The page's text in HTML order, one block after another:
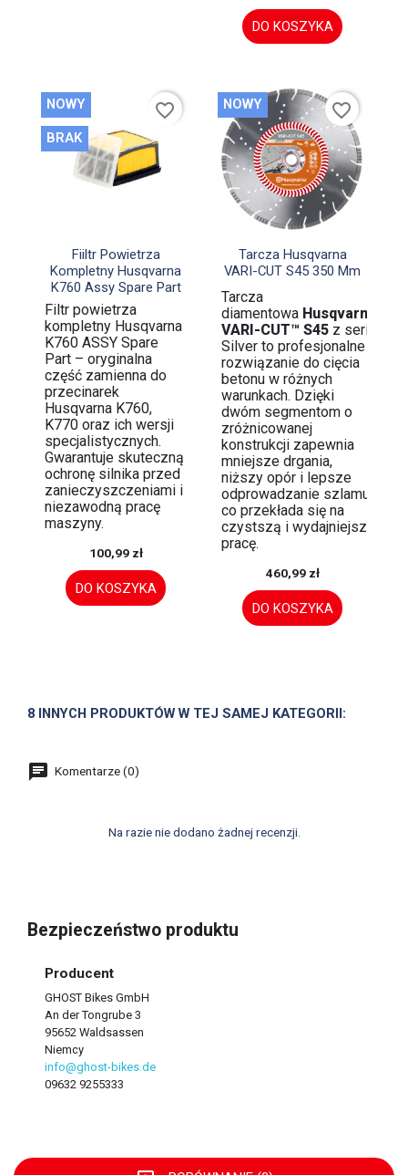
DO KOSZYKA
Szybki podgląd
Fiiltr Powietrza
Kompletny Husqvarna
K760 Assy Spare Part
Filtr powietrza
kompletny Husqvarna
K760 ASSY Spare
Part – oryginalna
część zamienna do
przecinarek
Husqvarna K760,
K770 oraz ich wersji
specjalistycznych.
Gwarantuje skuteczną
ochronę silnika przed
zanieczyszczeniami i
niezawodną pracę
maszyny.
100,99 zł
DO KOSZYKA
NOWY
BRAK
favorite_border
Szybki podgląd
Tarcza Husqvarna
VARI-CUT S45 350 Mm
Tarcza
diamentowa Husqvarna
VARI-CUT™ S45z serii
Silver to profesjonalne
rozwiązanie do cięcia
betonu w różnych
warunkach. Dzięki
dwóm segmentom o
zróżnicowanej
konstrukcji zapewnia
mniejsze drgania,
niższy opór i lepsze
odprowadzanie szlamu,
co przekłada się na
czystszą i wydajniejszą
pracę.
460,99 zł
DO KOSZYKA
NOWY favorite_border
8 INNYCH PRODUKTÓW W TEJ SAMEJ KATEGORII:
Komentarze (0)
Na razie nie dodano żadnej recenzji.
Bezpieczeństwo produktu
Producent
GHOST Bikes GmbH
An der Tongrube 3
95652 Waldsassen
Niemcy
info@ghost-bikes.de
09632 9255333